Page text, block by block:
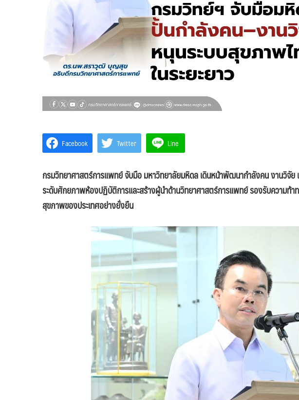
Facebook Twitter Line
กรมวิทยาศาสตร์การแพทย์ จับมือ มหาวิทยาลัยมหิดล เดินหน้าพัฒนากำลังคน งานวิจั
ระดับศักยภาพห้องปฏิบัติการและสร้างผู้นำด้านวิทยาศาสตร์การแพทย์ รองรับความท้
สุขภาพของประเทศอย่างยั่งยืน